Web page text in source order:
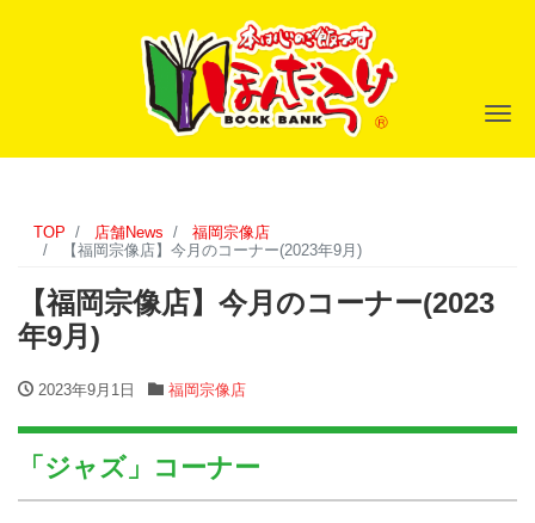
ナ
TOP 店舗News
福岡宗像店
【福岡宗像店】今月のコーナー(2023年9月)
【福岡宗像店】今月のコーナー(2023
年9月)
2023年9月1日 福岡宗像店
「ジャズ」コーナー